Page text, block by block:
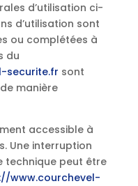
d’utilisation ci-
d’utilisation sont
ou complétées à
du
securite.fr sont
manière
accessible à
Une interruption
technique peut être
www.courchevel-